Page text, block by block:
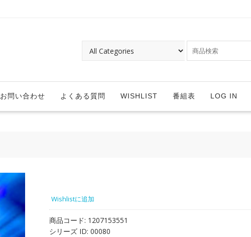
お問い合わせ よくある質問 WISHLIST 番組表 LOG IN
Wishlistに追加
商品コード: 1207153551
シリーズ ID: 00080